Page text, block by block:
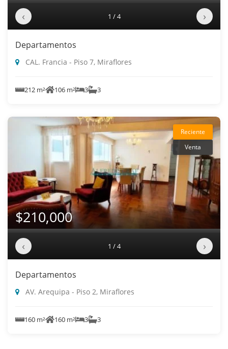
‹ 1 / 4 ›
Departamentos
CAL. Francia - Piso 7, Miraflores
212 m² 106 m² 3 3
Reciente
Venta
$210,000
‹ 1 / 4 ›
Departamentos
AV. Arequipa - Piso 2, Miraflores
160 m² 160 m² 3 3